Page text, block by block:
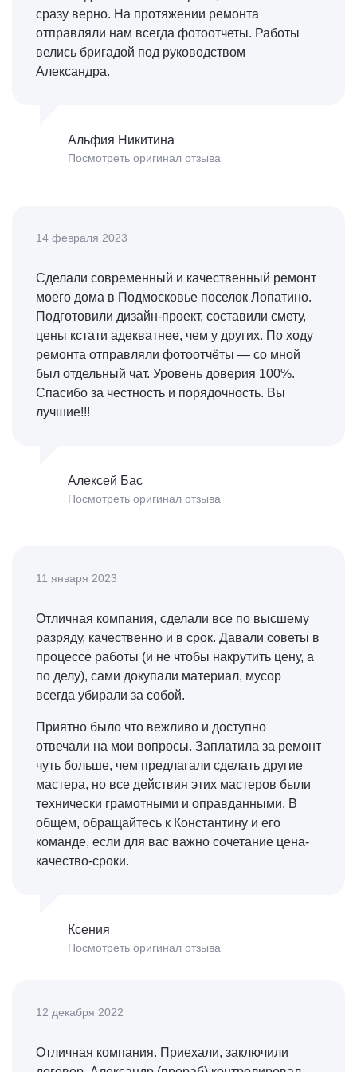
сразу верно. На протяжении ремонта
отправляли нам всегда фотоотчеты. Работы
велись бригадой под руководством
Александра.
Альфия Никитина
Посмотреть оригинал отзыва
14 февраля 2023
Сделали современный и качественный ремонт
моего дома в Подмосковье поселок Лопатино.
Подготовили дизайн-проект, составили смету,
цены кстати адекватнее, чем у других. По ходу
ремонта отправляли фотоотчёты — со мной
был отдельный чат. Уровень доверия 100%.
Спасибо за честность и порядочность. Вы
лучшие!!!
Алексей Бас
Посмотреть оригинал отзыва
11 января 2023
Отличная компания, сделали все по высшему
разряду, качественно и в срок. Давали советы в
процессе работы (и не чтобы накрутить цену, а
по делу), сами докупали материал, мусор
всегда убирали за собой.
Приятно было что вежливо и доступно
отвечали на мои вопросы. Заплатила за ремонт
чуть больше, чем предлагали сделать другие
мастера, но все действия этих мастеров были
технически грамотными и оправданными. В
общем, обращайтесь к Константину и его
команде, если для вас важно сочетание цена-
качество-сроки.
Ксения
Посмотреть оригинал отзыва
12 декабря 2022
Отличная компания. Приехали, заключили